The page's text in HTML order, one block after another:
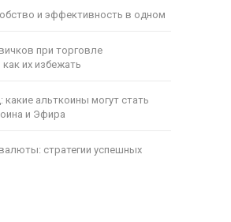
и эффективность в одном
при торговле
их избежать
какие альткоины могут стать
и Эфира
стратегии успешных